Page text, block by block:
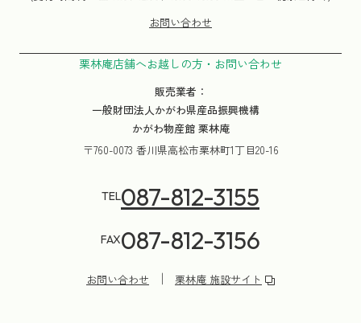
お問い合わせ
栗林庵店舗へお越しの方・お問い合わせ
販売業者：
一般財団法人かがわ県産品振興機構
かがわ物産館 栗林庵
〒760-0073 香川県高松市栗林町1丁目20-16
TEL087-812-3155
FAX087-812-3156
お問い合わせ 栗林庵 施設サイト